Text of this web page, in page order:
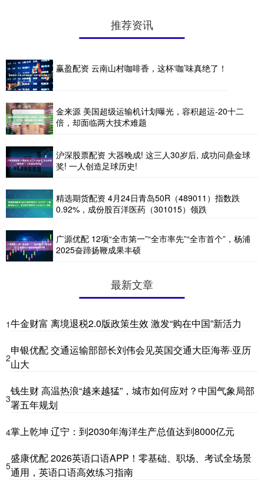
推荐资讯
赢盈配资 云南山村咖啡香，这杯‘咖’味真绝了！
金来源 美国超级运输机计划曝光，容积超运-20十二
倍，却面临两大技术难题
沪深股票配资 大器晚成! 这三人30岁后, 成功问鼎金球
奖! 一人创造足球历史!
精选期货配资 4月24日青岛50R（489011）指数跌
0.92%，成份股百洋医药（301015）领跌
广源优配 12项“全市第一”“全市率先”“全市首个”，杨浦
2025奋蹄扬鞭成果丰硕
最新文章
1牛金财富 离境退税2.0版政策生效 激发“购在中国”新活力
2
申银优配 交通运输部部长刘伟会见英国交通大臣海蒂·亚历
山大
3
钱生财 高温热浪“越来越猛”，城市如何应对？中国气象局部
署五年规划
4掌上乾坤 辽宁：到2030年海洋生产总值达到8000亿元
5
盛康优配 2026英语口语APP！零基础、职场、考试全场景
通用，英语口语高效练习指南